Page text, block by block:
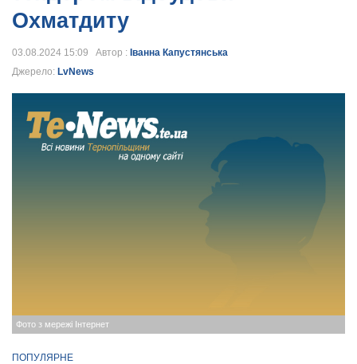
Охматдиту
03.08.2024 15:09 Автор : Іванна Капустянська
Джерело: LvNews
Фото з мережі Інтернет
ПОПУЛЯРНЕ